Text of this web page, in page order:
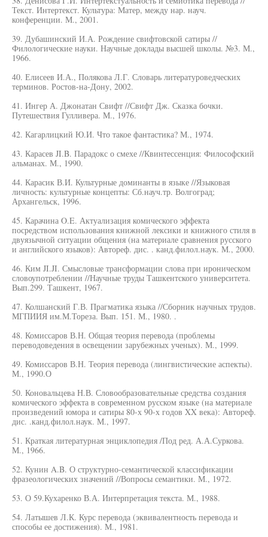
Текст. Интертекст. Культура: Матер, между нар. науч.
конференции. М., 2001.
39. Дубашинский И.А. Рождение свифтовской сатиры //
Филологические науки. Научные доклады высшей школы. №3. М.,
1966.
40. Елисеев И.А., Полякова Л.Г. Словарь литературоведческих
терминов. Ростов-на-Дону, 2002.
41. Ингер А. Джонатан Свифт //Свифт Дж. Сказка бочки.
Путешествия Гулливера. М., 1976.
42. Кагарлицкий Ю.И. Что такое фантастика? М., 1974.
43. Карасев JI.B. Парадокс о смехе //Квинтессенция: Философский
альманах. М., 1990.
44. Карасик В.И. Культурные доминанты в языке //Языковая
личность: культурные концепты: Сб.науч.тр. Волгоград;
Архангельск, 1996.
45. Карачина O.E. Актуализация комического эффекта
посредством использования книжной лексики и книжного стиля в
двуязычной ситуации общения (на материале сравнения русского
и английского языков): Автореф. дис. . канд.филол.наук. М., 2000.
46. Ким JI.JI. Смысловые трансформации слова при ироническом
словоупотреблении //Научные труды Ташкентского университета.
Вып.299. Ташкент, 1967.
47. Колшанский Г.В. Прагматика языка //Сборник научных трудов.
МГПИИЯ им.М.Тореза. Вып. 151. М., 1980. .
48. Комиссаров В.Н. Общая теория перевода (проблемы
переводоведения в освещении зарубежных ученых). М., 1999.
49. Комиссаров В.Н. Теория перевода (лингвистические аспекты).
М., 1990.О
50. Коновальцева Н.В. Словообразовательные средства создания
комического эффекта в современном русском языке (на материале
произведений юмора и сатиры 80-х 90-х годов XX века): Автореф.
дис. .канд.филол.наук. М., 1997.
51. Краткая литературная энциклопедия /Под ред. А.А.Суркова.
М., 1966.
52. Кунин A.B. О структурно-семантической классификации
фразеологических значений //Вопросы семантики. М., 1972.
53. О 59.Кухаренко В.А. Интерпретация текста. М., 1988.
54. Латышев Л.К. Курс перевода (эквивалентность перевода и
способы ее достижения). М., 1981.